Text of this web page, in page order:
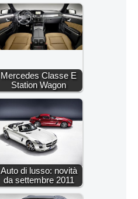
Mercedes Classe E
Station Wagon
Auto di lusso: novità
da settembre 2011